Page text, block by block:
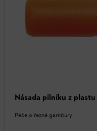
Násada pilníku z plastu
Péče o řezné garnitury